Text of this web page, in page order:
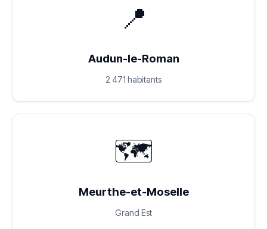
📍
Audun-le-Roman
2 471 habitants
🗺️
Meurthe-et-Moselle
Grand Est